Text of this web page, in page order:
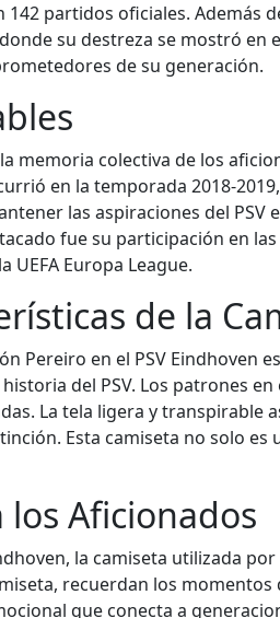
partidos oficiales. Además
donde su destreza se mostró
de su generación.
memoria colectiva de los
en la temporada 2018-
las aspiraciones del
fue su participación en
UEFA Europa League.
de la
Pereiro en el PSV Eindhoven
del PSV. Los patrones
La tela ligera y
Esta camiseta no solo
Aficionados
la camiseta utilizada
recuerdan los
que conecta a